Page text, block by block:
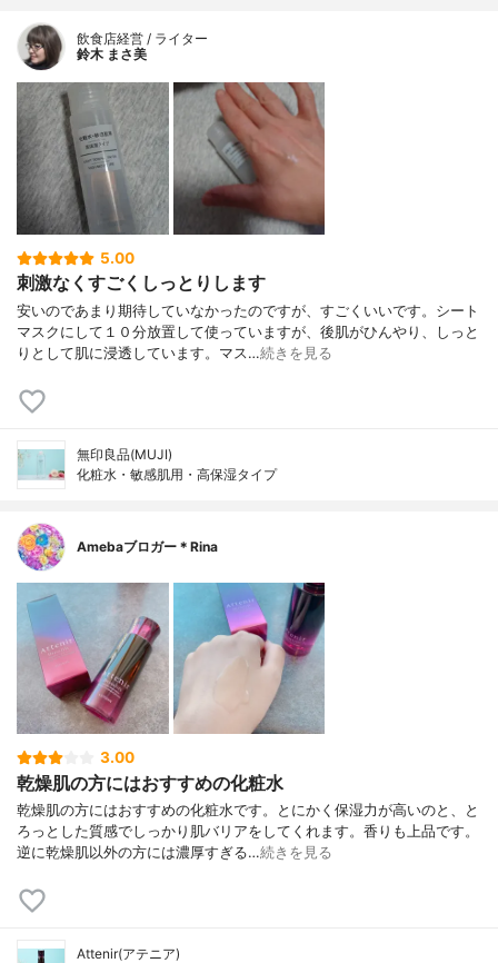
飲食店経営 / ライター
鈴木 まさ美
5.00
刺激なくすごくしっとりします
安いのであまり期待していなかったのですが、すごくいいです。シート
マスクにして１０分放置して使っていますが、後肌がひんやり、しっと
りとして肌に浸透しています。マス…続きを見る
無印良品(MUJI)
化粧水・敏感肌用・高保湿タイプ
Amebaブロガー＊Rina
3.00
乾燥肌の方にはおすすめの化粧水
乾燥肌の方にはおすすめの化粧水です。とにかく保湿力が高いのと、と
ろっとした質感でしっかり肌バリアをしてくれます。香りも上品です。
逆に乾燥肌以外の方には濃厚すぎる…続きを見る
Attenir(アテニア)